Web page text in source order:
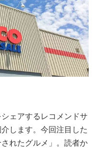
ェアするレコメンドサ
します。今回注目した
れたグルメ」。読者か